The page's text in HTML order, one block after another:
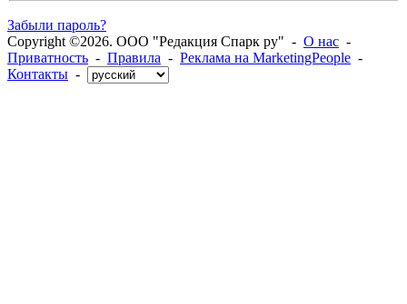
Забыли пароль?
Copyright ©2026. ООО "Редакция Спарк ру" - О нас -
Приватность - Правила - Реклама на MarketingPeople -
Контакты -